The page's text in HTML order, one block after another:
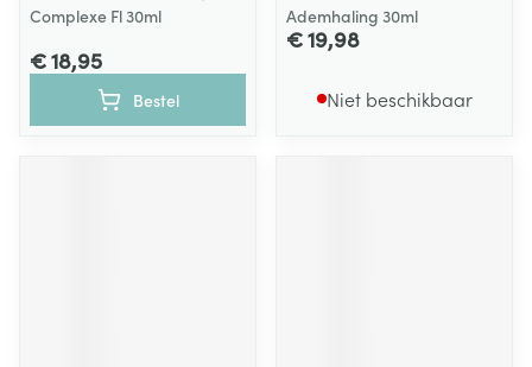
Complexe Fl 30ml
€ 18,95
Bestel
Ademhaling 30ml
€ 19,98
Niet beschikbaar